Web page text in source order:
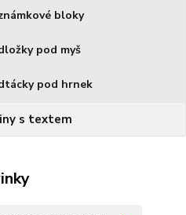
bloky
pod myš
pod hrnek
s textem